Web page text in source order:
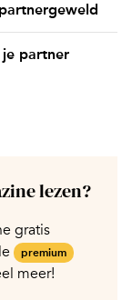
partner
lezen?
gratis
premium
meer!